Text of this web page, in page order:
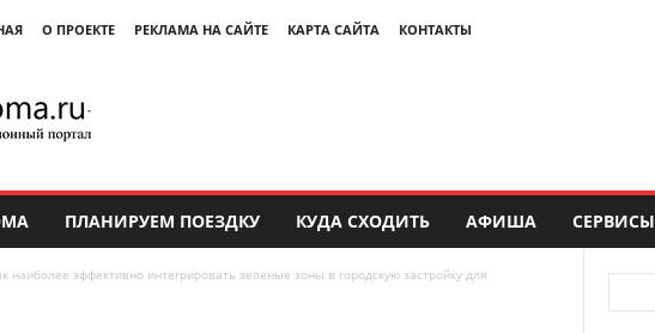
О ПРОЕКТЕ РЕКЛАМА НА САЙТЕ КАРТА САЙТА КОНТАКТЫ
ПЛАНИРУЕМ ПОЕЗДКУ КУДА СХОДИТЬ АФИША СЕРВИСЫ
наиболее эффективно интегрировать зеленые зоны в городскую застройку для